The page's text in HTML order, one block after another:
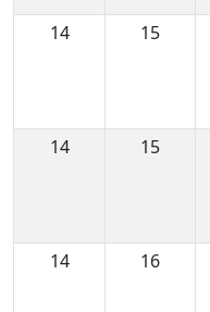
14
15
14
15
14
16